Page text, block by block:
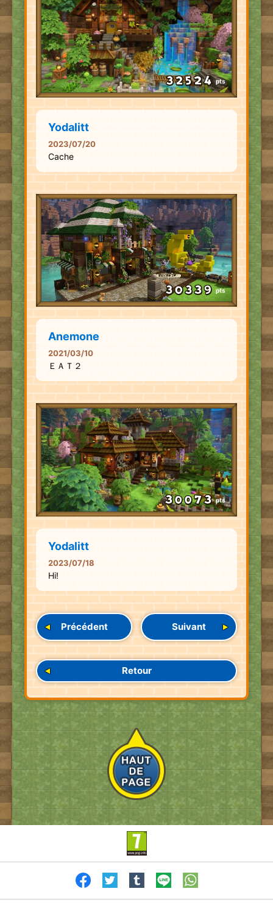
pts
Yodalitt
2023/07/20
Cache
pts
Anemone
2021/03/10
ＥＡＴ２
pts
Yodalitt
2023/07/18
Hi!
Précédent Suivant
Retour